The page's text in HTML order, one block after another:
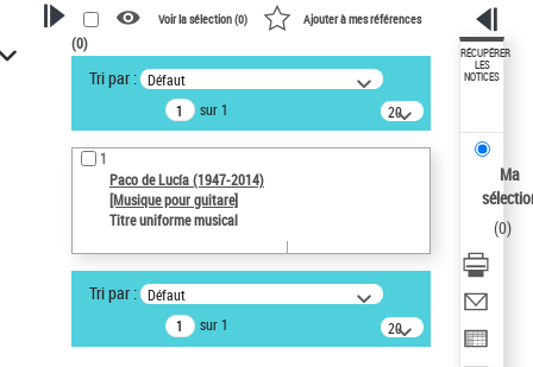
VOTRE RECHERCHE
Recherche avancée dans les
notices d’autorité
Œuvres liées à l'auteur :
Paco de Lucía (1947-2014)
Type de notice d'autorité
Type de notice d'autorité
Voir la sélection (0) Ajouter à mes références
(0)
Tri par : Défaut
sur 1
20
résultats/page
1
Paco de Lucía (1947-2014)
[Musique pour guitare]
Titre uniforme musical
Tri par : Défaut
sur 1
20
résultats/page
RÉCUPÉRER
LES
NOTICES
Ma
(0)